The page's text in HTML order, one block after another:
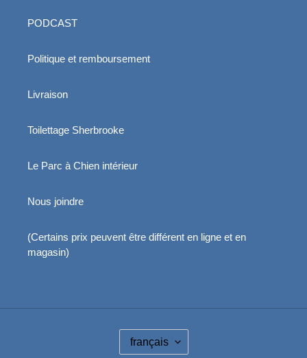
PODCAST
Politique et remboursement
Livraison
Toilettage Sherbrooke
Le Parc à Chien intérieur
Nous joindre
(Certains prix peuvent être différent en ligne et en
magasin)
L
français